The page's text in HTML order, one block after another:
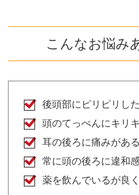
こんなお悩み
後頭部にピリピリし
頭のてっぺんにキリ
耳の後ろに痛みがある
常に頭の後ろに違和
薬を飲んでいるが良